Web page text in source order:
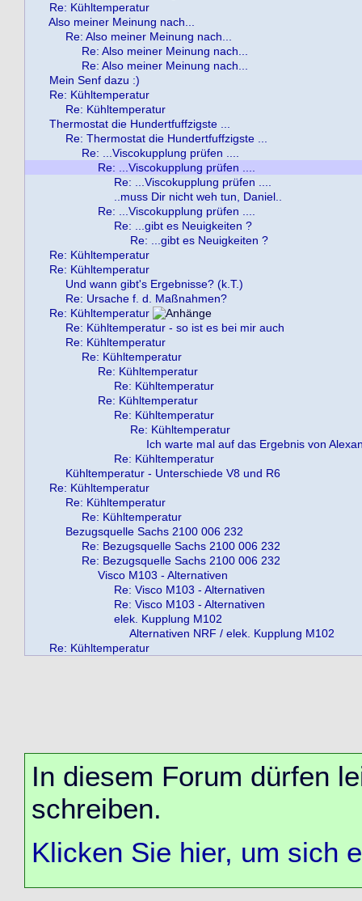
Re: Kühltemperatur
Also meiner Meinung nach...
Re: Also meiner Meinung nach...
Re: Also meiner Meinung nach...
Re: Also meiner Meinung nach...
Mein Senf dazu :)
Re: Kühltemperatur
Re: Kühltemperatur
Thermostat die Hundertfuffzigste ...
Re: Thermostat die Hundertfuffzigste ...
Re: ...Viscokupplung prüfen ....
Re: ...Viscokupplung prüfen ....
Re: ...Viscokupplung prüfen ....
..muss Dir nicht weh tun, Daniel..
Re: ...Viscokupplung prüfen ....
Re: ...gibt es Neuigkeiten ?
Re: ...gibt es Neuigkeiten ?
Re: Kühltemperatur
Re: Kühltemperatur
Und wann gibt's Ergebnisse? (k.T.)
Re: Ursache f. d. Maßnahmen?
Re: Kühltemperatur
Re: Kühltemperatur - so ist es bei mir auch
Re: Kühltemperatur
Re: Kühltemperatur
Re: Kühltemperatur
Re: Kühltemperatur
Re: Kühltemperatur
Re: Kühltemperatur
Re: Kühltemperatur
Ich warte mal auf das Ergebnis von
Re: Kühltemperatur
Kühltemperatur - Unterschiede V8 und R6
Re: Kühltemperatur
Re: Kühltemperatur
Re: Kühltemperatur
Bezugsquelle Sachs 2100 006 232
Re: Bezugsquelle Sachs 2100 006 232
Re: Bezugsquelle Sachs 2100 006 232
Visco M103 - Alternativen
Re: Visco M103 - Alternativen
Re: Visco M103 - Alternativen
elek. Kupplung M102
Alternativen NRF / elek. Kupplung M102
Re: Kühltemperatur
In diesem Forum dürfen
schreiben.
Klicken Sie hier, um sich